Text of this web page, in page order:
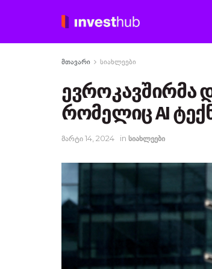
მთავარი სიახლეები
ევროკავშირმა
რომელიც AI
მარტი 14, 2024 in სიახლეები